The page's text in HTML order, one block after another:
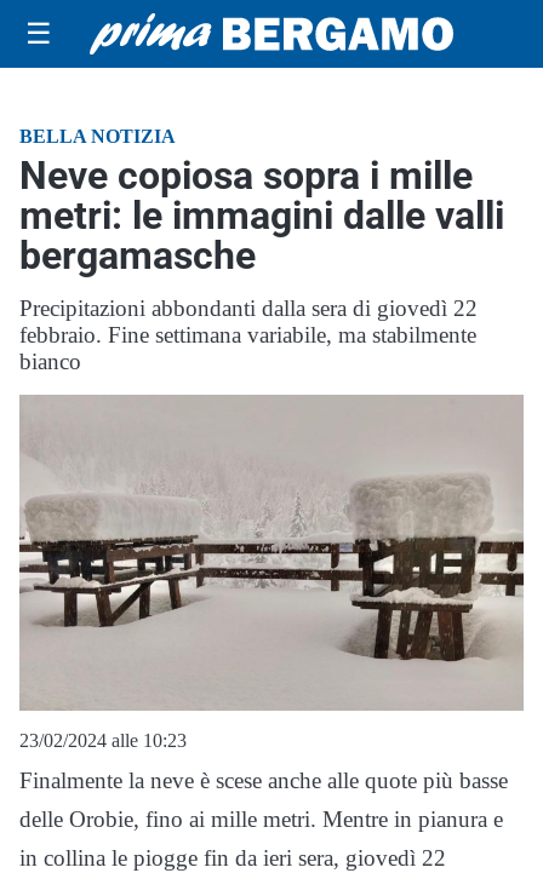
☰
BELLA NOTIZIA
Neve copiosa sopra i mille
metri: le immagini dalle valli
bergamasche
Precipitazioni abbondanti dalla sera di giovedì 22
febbraio. Fine settimana variabile, ma stabilmente
bianco
23/02/2024 alle 10:23
Finalmente la neve è scese anche alle quote più basse
delle Orobie, fino ai mille metri. Mentre in pianura e
in collina le piogge fin da ieri sera, giovedì 22